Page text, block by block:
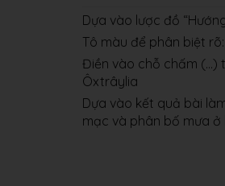
Dựa vào lược đồ
Tô màu để phân biệt
Điền vào chỗ chấm (...)
Ôxtrâylia
Dựa vào kết quả bài
mạc và phân bố mưa ở